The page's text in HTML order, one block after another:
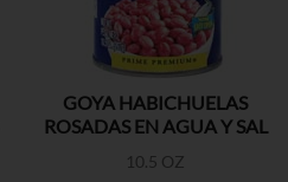
GOYA HABICHUELAS
ROSADAS EN AGUA Y SAL
10.5 OZ